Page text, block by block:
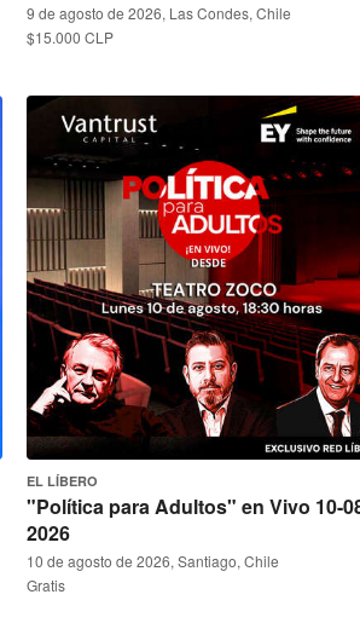
9 de agosto de 2026, Las Condes, Chile
$15.000 CLP
EL LÍBERO
"Política para Adultos" en Vivo 10-
2026
10 de agosto de 2026, Santiago, Chile
Gratis